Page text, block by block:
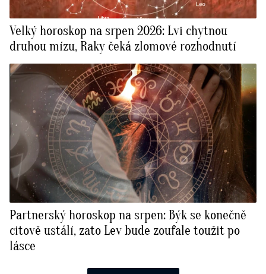
Velký horoskop na srpen 2026: Lvi chytnou
druhou mízu, Raky čeká zlomové rozhodnutí
Partnerský horoskop na srpen: Býk se konečně
citově ustálí, zato Lev bude zoufale toužit po
lásce